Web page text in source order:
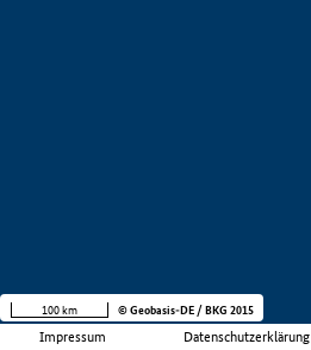
Impressum Datenschutzerklärung
100 km © Geobasis-DE / BKG 2015